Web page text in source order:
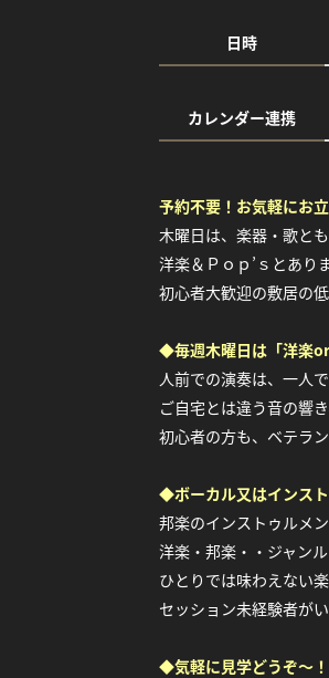
日時
カレンダー連携
予約不要！お気軽にお
木曜日は、楽器・歌と
洋楽＆Ｐｏｐ’ｓとあり
初心者大歓迎の敷居の
◆毎週木曜日は「洋楽
人前での演奏は、一人
ご自宅とは違う音の響
初心者の方も、ベテラ
◆ボーカル又はインス
邦楽のインストゥルメ
洋楽・邦楽・・ジャンル
ひとりでは味わえない
セッション未経験者が
◆気軽に見学どうぞ～！